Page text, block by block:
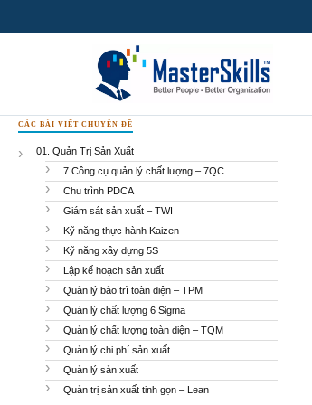
CÁC BÀI VIẾT CHUYÊN ĐỀ
01. Quản Trị Sản Xuất
7 Công cụ quản lý chất lượng – 7QC
Chu trình PDCA
Giám sát sản xuất – TWI
Kỹ năng thực hành Kaizen
Kỹ năng xây dựng 5S
Lập kế hoạch sản xuất
Quản lý bảo trì toàn diện – TPM
Quản lý chất lượng 6 Sigma
Quản lý chất lượng toàn diện – TQM
Quản lý chi phí sản xuất
Quản lý sản xuất
Quản trị sản xuất tinh gọn – Lean